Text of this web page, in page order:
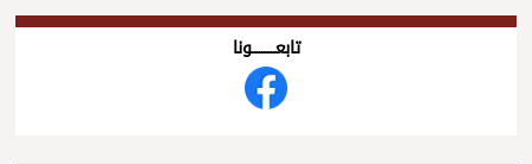
تابعــــــــــونا